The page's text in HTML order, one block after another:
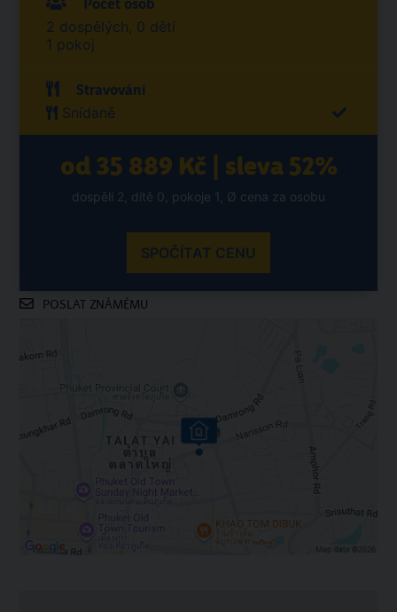
Počet osob
2 dospělých, 0 dětí
1 pokoj
Stravování
Snídaně
od 35 889 Kč | sleva 52%
dospělí 2, dítě 0, pokoje 1, Ø cena za osobu
SPOČÍTAT CENU
POSLAT ZNÁMÉMU